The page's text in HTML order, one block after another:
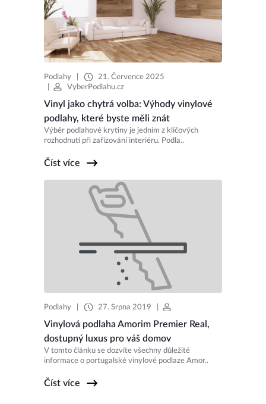
Podlahy
21. Července 2025
VyberPodlahu.cz
Vinyl jako chytrá volba: Výhody vinylové
podlahy, které byste měli znát
Výběr podlahové krytiny je jedním z klíčových
rozhodnutí při zařizování interiéru. Podla..
Číst více
Podlahy 27. Srpna 2019
Vinylová podlaha Amorim Premier Real,
dostupný luxus pro váš domov
V tomto článku se dozvíte všechny důležité
informace o portugalské vinylové podlaze Amor..
Číst více